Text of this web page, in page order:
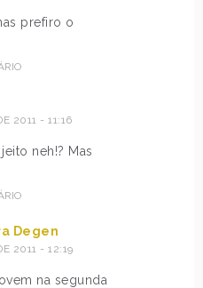
prefiro o
2011 - 11:16
neh!? Mas
Degen
2011 - 12:19
na segunda